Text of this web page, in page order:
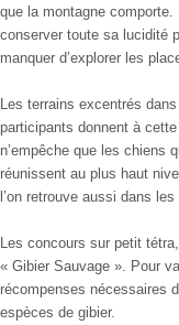
que la montagne
conserver toute sa lucidité
manquer d’explorer les
Les terrains excentrés
participants donnent à
n’empêche que les chiens
réunissent au plus haut
l’on retrouve aussi dans
Les concours sur petit
« Gibier Sauvage ». Pour
récompenses nécessaires
espèces de gibier.